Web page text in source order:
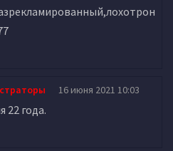
16 июня 2021 10:03
22 года.